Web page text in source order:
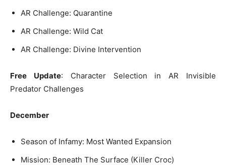
AR Challenge: Quarantine
AR Challenge: Wild Cat
AR Challenge: Divine Intervention
Free Update: Character Selection in AR Invisible
Predator Challenges
December
Season of Infamy: Most Wanted Expansion
Mission: Beneath The Surface (Killer Croc)